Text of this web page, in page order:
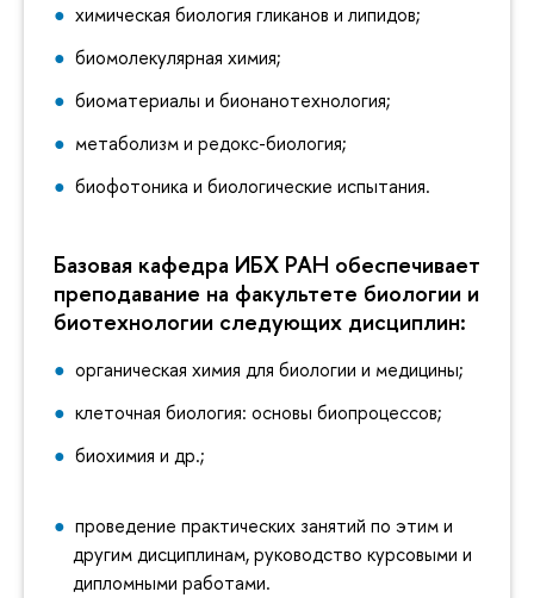
химическая биология гликанов и липидов;
биомолекулярная химия;
биоматериалы и бионанотехнология;
метаболизм и редокс-биология;
биофотоника и биологические испытания.
Базовая кафедра ИБХ РАН обеспечивает
преподавание на факультете биологии и
биотехнологии следующих дисциплин:
органическая химия для биологии и медицины;
клеточная биология: основы биопроцессов;
биохимия и др.;
проведение практических занятий по этим и
другим дисциплинам, руководство курсовыми и
дипломными работами.